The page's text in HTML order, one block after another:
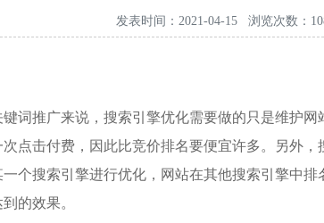
发表时间：2021-04-15 浏览次数：
词推广来说，搜索引擎优化需要做的只是维护
点击付费，因此比竞价排名要便宜许多。另外
个搜索引擎进行优化，网站在其他搜索引擎中
的效果。